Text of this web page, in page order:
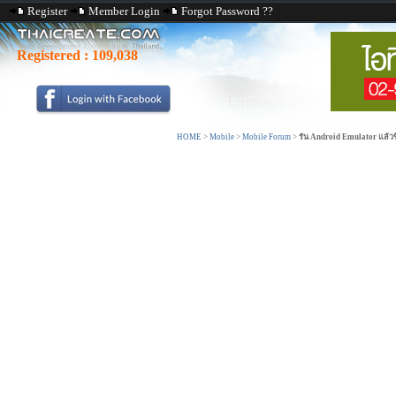
Register Member Login Forgot Password ??
Registered : 109,038
HOME > Mobile > Mobile Forum > รัน Android Emulator แล้ว